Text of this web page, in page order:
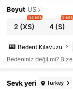
Boyut US
2 (XS)
14 left
4(S)
9 left
Bedent Kılavuzu
Bedeniniz değil mi?
Sevk yeri Turkey